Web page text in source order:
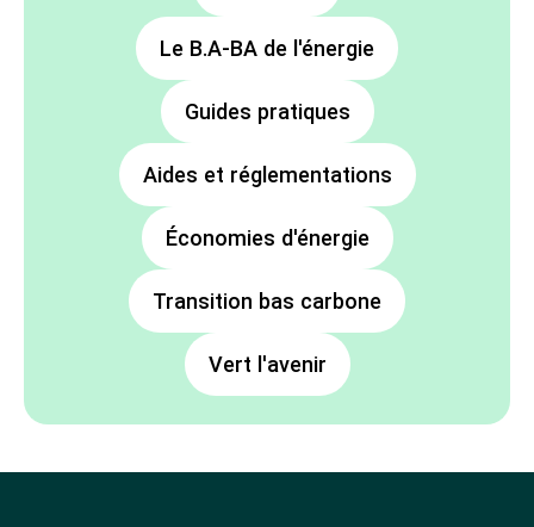
Le B.A-BA de l'énergie
Guides pratiques
Aides et réglementations
Économies d'énergie
Transition bas carbone
Vert l'avenir